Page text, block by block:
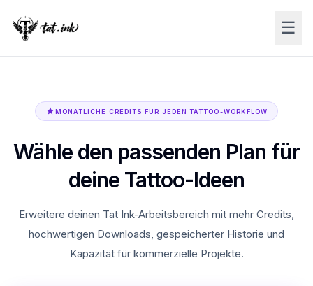
☰
MONATLICHE CREDITS FÜR JEDEN TATTOO-WORKFLOW
Wähle den passenden Plan für
deine Tattoo-Ideen
Erweitere deinen Tat Ink-Arbeitsbereich mit mehr Credits,
hochwertigen Downloads, gespeicherter Historie und
Kapazität für kommerzielle Projekte.